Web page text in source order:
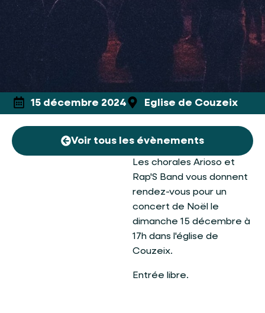
15 décembre 2024 Eglise de Couzeix
Voir tous les évènements
Les chorales Arioso et
Rap'S Band vous donnent
rendez-vous pour un
concert de Noël le
dimanche 15 décembre à
17h dans l'église de
Couzeix.
Entrée libre.